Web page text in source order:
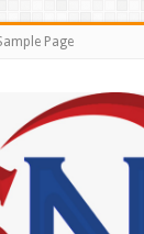
Page